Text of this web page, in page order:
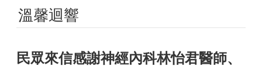
溫馨迴響
民眾來信感謝神經內科林怡君醫師、